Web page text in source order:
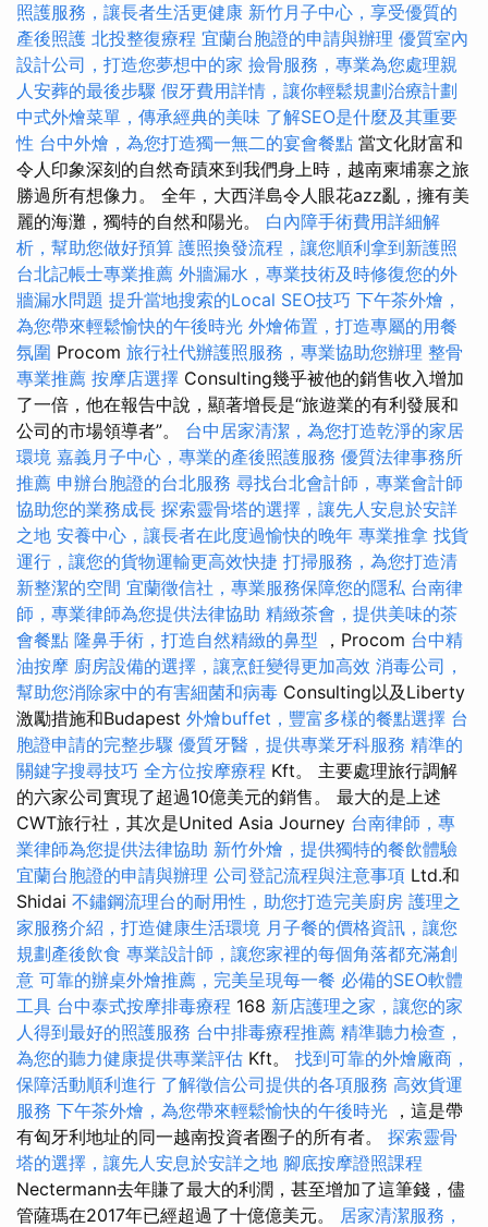
照護服務，讓長者生活更健康 新竹月子中心，享受優質的
產後照護 北投整復療程 宜蘭台胞證的申請與辦理 優質室內
設計公司，打造您夢想中的家 撿骨服務，專業為您處理親
人安葬的最後步驟 假牙費用詳情，讓你輕鬆規劃治療計劃
中式外燴菜單，傳承經典的美味 了解SEO是什麼及其重要
性 台中外燴，為您打造獨一無二的宴會餐點 當文化財富和
令人印象深刻的自然奇蹟來到我們身上時，越南柬埔寨之旅
勝過所有想像力。 全年，大西洋島令人眼花azz亂，擁有美
麗的海灘，獨特的自然和陽光。 白內障手術費用詳細解
析，幫助您做好預算 護照換發流程，讓您順利拿到新護照
台北記帳士專業推薦 外牆漏水，專業技術及時修復您的外
牆漏水問題 提升當地搜索的Local SEO技巧 下午茶外燴，
為您帶來輕鬆愉快的午後時光 外燴佈置，打造專屬的用餐
氛圍 Procom 旅行社代辦護照服務，專業協助您辦理 整骨
專業推薦 按摩店選擇 Consulting幾乎被他的銷售收入增加
了一倍，他在報告中說，顯著增長是“旅遊業的有利發展和
公司的市場領導者”。 台中居家清潔，為您打造乾淨的家居
環境 嘉義月子中心，專業的產後照護服務 優質法律事務所
推薦 申辦台胞證的台北服務 尋找台北會計師，專業會計師
協助您的業務成長 探索靈骨塔的選擇，讓先人安息於安詳
之地 安養中心，讓長者在此度過愉快的晚年 專業推拿 找貨
運行，讓您的貨物運輸更高效快捷 打掃服務，為您打造清
新整潔的空間 宜蘭徵信社，專業服務保障您的隱私 台南律
師，專業律師為您提供法律協助 精緻茶會，提供美味的茶
會餐點 隆鼻手術，打造自然精緻的鼻型 ，Procom 台中精
油按摩 廚房設備的選擇，讓烹飪變得更加高效 消毒公司，
幫助您消除家中的有害細菌和病毒 Consulting以及Liberty
激勵措施和Budapest 外燴buffet，豐富多樣的餐點選擇 台
胞證申請的完整步驟 優質牙醫，提供專業牙科服務 精準的
關鍵字搜尋技巧 全方位按摩療程 Kft。 主要處理旅行調解
的六家公司實現了超過10億美元的銷售。 最大的是上述
CWT旅行社，其次是United Asia Journey 台南律師，專
業律師為您提供法律協助 新竹外燴，提供獨特的餐飲體驗
宜蘭台胞證的申請與辦理 公司登記流程與注意事項 Ltd.和
Shidai 不鏽鋼流理台的耐用性，助您打造完美廚房 護理之
家服務介紹，打造健康生活環境 月子餐的價格資訊，讓您
規劃產後飲食 專業設計師，讓您家裡的每個角落都充滿創
意 可靠的辦桌外燴推薦，完美呈現每一餐 必備的SEO軟體
工具 台中泰式按摩排毒療程 168 新店護理之家，讓您的家
人得到最好的照護服務 台中排毒療程推薦 精準聽力檢查，
為您的聽力健康提供專業評估 Kft。 找到可靠的外燴廠商，
保障活動順利進行 了解徵信公司提供的各項服務 高效貨運
服務 下午茶外燴，為您帶來輕鬆愉快的午後時光 ，這是帶
有匈牙利地址的同一越南投資者圈子的所有者。 探索靈骨
塔的選擇，讓先人安息於安詳之地 腳底按摩證照課程
Nectermann去年賺了最大的利潤，甚至增加了這筆錢，儘
管薩瑪在2017年已經超過了十億億美元。 居家清潔服務，